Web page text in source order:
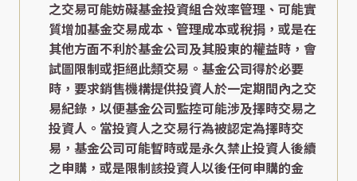
之交易可能妨礙基金投資組合效率管理、可能實
質增加基金交易成本、管理成本或稅捐，或是在
其他方面不利於基金公司及其股東的權益時，會
試圖限制或拒絕此類交易。基金公司得於必要
時，要求銷售機構提供投資人於一定期間內之交
易紀錄，以便基金公司監控可能涉及擇時交易之
投資人。當投資人之交易行為被認定為擇時交
易，基金公司可能暫時或是永久禁止投資人後續
之申購，或是限制該投資人以後任何申購的金